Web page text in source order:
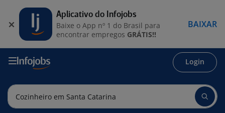
Login
Aplicativo do Infojobs
Baixe o App nº 1 do Brasil para
encontrar empregos GRÁTIS!!
BAIXAR